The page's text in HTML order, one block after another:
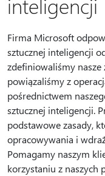
inteligencji
Firma Microsoft
sztucznej inteligencji
zdefiniowaliśmy nasze
powiązaliśmy z
pośrednictwem
sztucznej inteligencji.
podstawowe zasady,
opracowywania i
Pomagamy naszym
korzystaniu z naszych